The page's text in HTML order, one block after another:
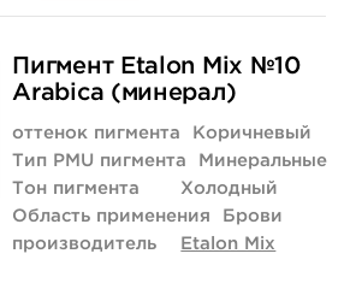
3 515 руб.
купить
Пигмент Etalon Mix №10
Arabica (минерал)
оттенок пигмента
Коричневый
Тип PMU пигмента
Минеральные
Тон пигмента
Холодный
Область применения
Брови
производитель
Etalon Mix